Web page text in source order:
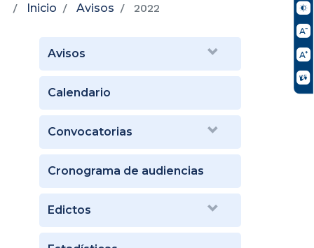
Inicio
Avisos 2022
Avisos
Calendario
Convocatorias
Cronograma de audiencias
Edictos